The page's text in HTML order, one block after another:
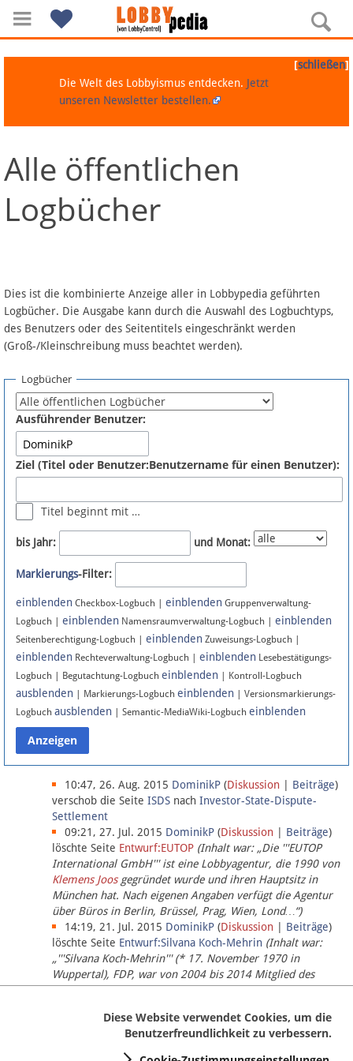
Navigation
Über Lobbypedia
Artikel nach Kategorien
FAQ
Fördermitglied werden
Fehler melden
Newsletter
Bluesky
Facebook
Instagram
Anmelden
Datenschutz
Über Lobbypedia
Impressum
[schließen]
Die Welt des Lobbyismus entdecken. Jetzt
unseren Newsletter bestellen.
Alle öffentlichen
Logbücher
Dies ist die kombinierte Anzeige aller in Lobbypedia geführten
Logbücher. Die Ausgabe kann durch die Auswahl des Logbuchtyps,
des Benutzers oder des Seitentitels eingeschränkt werden
(Groß-/Kleinschreibung muss beachtet werden).
Logbücher
Ausführender Benutzer:
Ziel (Titel oder Benutzer:Benutzername für einen Benutzer):
Titel beginnt mit …
bis Jahr: und Monat:
Markierungs-Filter:
einblenden Checkbox-Logbuch | einblenden Gruppenverwaltung-
Logbuch | einblenden Namensraumverwaltung-Logbuch | einblenden
Seitenberechtigung-Logbuch | einblenden Zuweisungs-Logbuch |
einblenden Rechteverwaltung-Logbuch | einblenden Lesebestätigungs-
Logbuch | Begutachtung-Logbuch einblenden | Kontroll-Logbuch
ausblenden | Markierungs-Logbuch einblenden | Versionsmarkierungs-
Logbuch ausblenden | Semantic-MediaWiki-Logbuch einblenden
10:47, 26. Aug. 2015 DominikP (Diskussion Beiträge)
verschob die Seite ISDS nach Investor-State-Dispute-
Settlement
09:21, 27. Jul. 2015 DominikP (Diskussion Beiträge)
löschte Seite Entwurf:EUTOP (Inhalt war: „Die '''EUTOP
International GmbH''' ist eine Lobbyagentur, die 1990 von
Klemens Joosgegründet wurde und ihren Hauptsitz in
München hat. Nach eigenen Angaben verfügt die Agentur
über Büros in Berlin, Brüssel, Prag, Wien, Lond…“)
14:19, 21. Jul. 2015 DominikP (Diskussion Beiträge)
löschte Seite Entwurf:Silvana Koch-Mehrin (Inhalt war:
„'''Silvana Koch-Mehrin''' (* 17. November 1970 in
Wuppertal), FDP, war von 2004 bis 2014 Mitglied des
Europäischen Parlaments, seit November 2014 ist sie für
Diese Website verwendet Cookies, um die
Benutzerfreundlichkeit zu verbessern.